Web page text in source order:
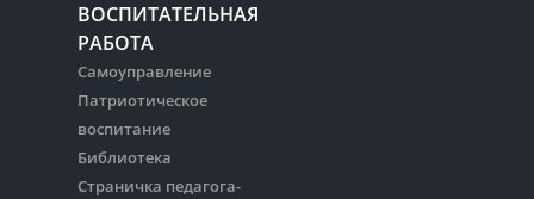
ВОСПИТАТЕЛЬНАЯ
РАБОТА
Самоуправление
Патриотическое
воспитание
Библиотека
Страничка педагога-